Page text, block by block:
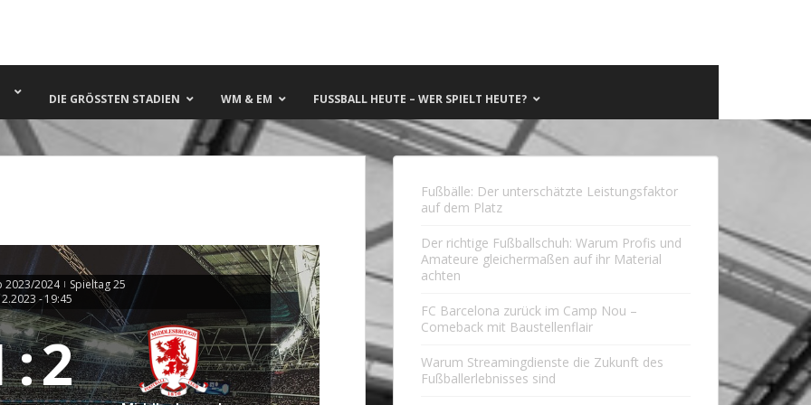
DIE GRÖSSTEN STADIEN WM & EM FUSSBALL HEUTE – WER SPIELT HEUTE?
2023/2024 | Spieltag 25
-19:45
:2
Fußbälle: Der unterschätzte Leistungsfaktor
auf dem Platz
Der richtige Fußballschuh: Warum Profis und
Amateure gleichermaßen auf ihr Material
achten
FC Barcelona zurück im Camp Nou –
Comeback mit Baustellenflair
Warum Streamingdienste die Zukunft des
Fußballerlebnisses sind